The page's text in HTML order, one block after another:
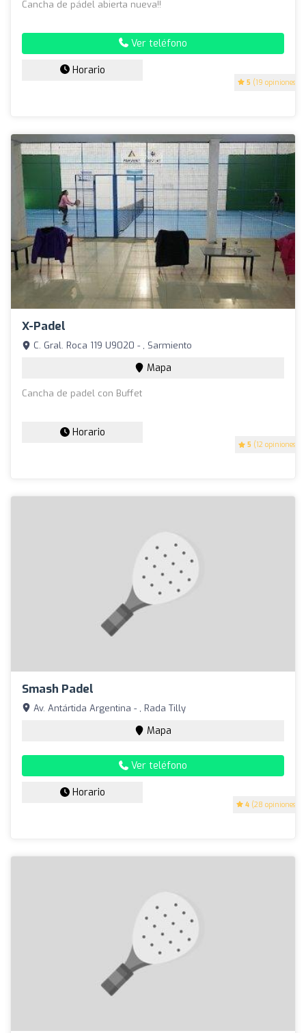
5 (19 opiniones)
Cancha de pádel abierta nueva!!
Ver teléfono
Horario
X-Padel
5 (12 opiniones)
C. Gral. Roca 119 U9020 - , Sarmiento
Mapa
Cancha de padel con Buffet
Horario
Smash Padel
4 (28 opiniones)
Av. Antártida Argentina - , Rada Tilly
Mapa
Ver teléfono
Horario